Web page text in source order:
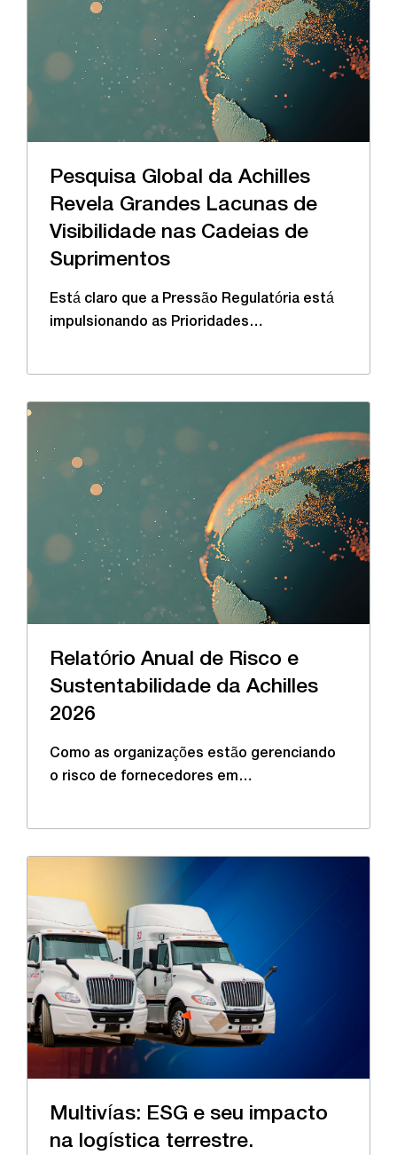
Pesquisa Global da Achilles
Revela Grandes Lacunas de
Visibilidade nas Cadeias de
Suprimentos
Está claro que a Pressão Regulatória está
impulsionando as Prioridades…
Relatório Anual de Risco e
Sustentabilidade da Achilles
2026
Como as organizações estão gerenciando
o risco de fornecedores em…
Multivías: ESG e seu impacto
na logística terrestre.